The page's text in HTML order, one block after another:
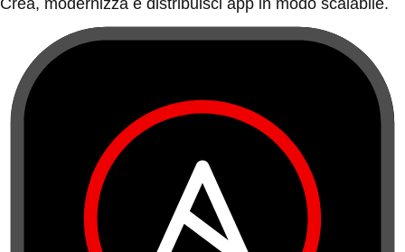
Crea, modernizza e distribuisci app in modo scalabile.